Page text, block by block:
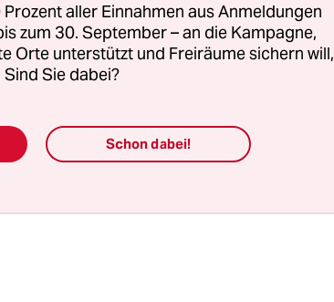
aller Einnahmen aus Anmeldungen
zum 30. September – an die Kampagne,
Orte unterstützt und Freiräume sichern will,
Sie dabei?
Schon dabei!